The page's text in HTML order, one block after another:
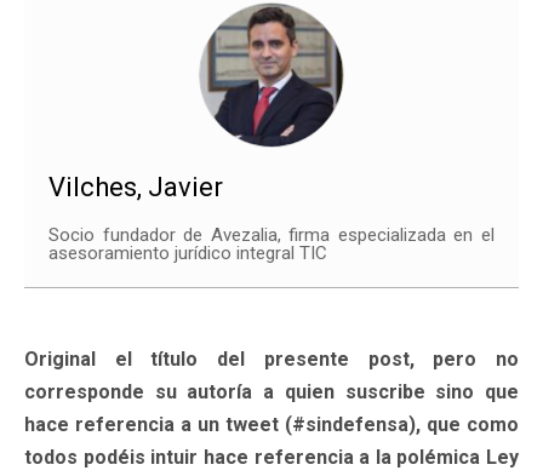
Vilches, Javier
Socio fundador de Avezalia, firma especializada en el
asesoramiento jurídico integral TIC
Original el título del presente post, pero no
corresponde su autoría a quien suscribe sino que
hace referencia a un tweet (#sindefensa), que como
todos podéis intuir hace referencia a la polémica Ley